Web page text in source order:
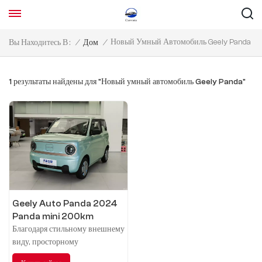
Вы Находитесь В : / Дом / Новый Умный Автомобиль Geely Panda
1 результаты найдены для "Новый умный автомобиль Geely Panda"
Geely Auto Panda 2024
Panda mini 200km
Endurance Bear
Благодаря стильному внешнему
виду, просторному
внутреннему пространству,